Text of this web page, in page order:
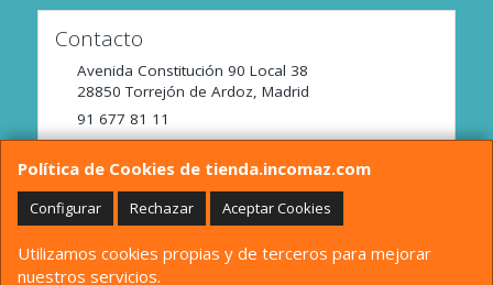
Política de Cookies de tienda.incomaz.com
Configurar Rechazar Aceptar Cookies
Utilizamos cookies propias y de terceros para mejorar
nuestros servicios.
Contacto
Avenida Constitución 90 Local 38
28850 Torrejón de Ardoz, Madrid
91 677 81 11
tienda@incomaz.com
Horario
De Lunes a Viernes de 9:00 a 14:00